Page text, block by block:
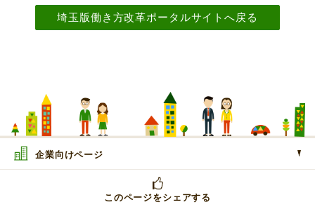
埼玉版働き方改革ポータルサイトへ戻る
企業向けページ
このページをシェアする